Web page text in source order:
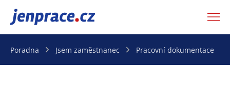
JenPráce.cz
Poradna Jsem zaměstnanec Pracovní dokumentace